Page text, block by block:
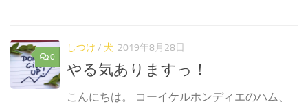
0
しつけ / 犬 2019年8月28日
やる気ありますっ！
こんにちは。 コーイケルホンディエのハム、